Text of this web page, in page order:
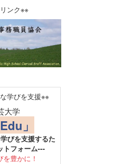
ンク※※
学びを支援※※
大学
」
びを支援するた
トフォーム---
豊かに！